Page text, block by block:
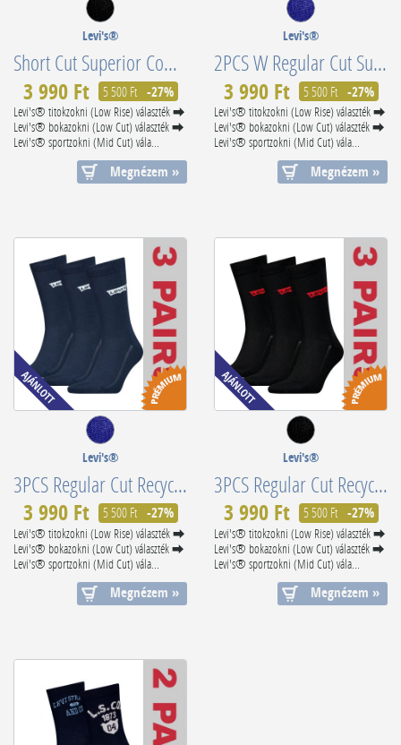
Levi's®
Short Cut Superior Combed Cotton 701210567008
3 990 Ft 5 500 Ft -27%
Levi's® titokzokni (Low Rise) választék ⮕
Levi's® bokazokni (Low Cut) választék ⮕
Levi's® sportzokni (Mid Cut) vála...
Megnézem »
Levi's®
2PCS W Regular Cut Superior Combed Cotton 902012001198
3 990 Ft 5 500 Ft -27%
Levi's® titokzokni (Low Rise) választék ⮕
Levi's® bokazokni (Low Cut) választék ⮕
Levi's® sportzokni (Mid Cut) vála...
Megnézem »
Levi's®
3PCS Regular Cut Recycled Cotton 701224674004
3 990 Ft 5 500 Ft -27%
Levi's® titokzokni (Low Rise) választék ⮕
Levi's® bokazokni (Low Cut) választék ⮕
Levi's® sportzokni (Mid Cut) vála...
Megnézem »
Levi's®
3PCS Regular Cut Recycled Cotton 701224674001
3 990 Ft 5 500 Ft -27%
Levi's® titokzokni (Low Rise) választék ⮕
Levi's® bokazokni (Low Cut) választék ⮕
Levi's® sportzokni (Mid Cut) vála...
Megnézem »